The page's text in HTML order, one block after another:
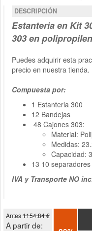
DESCRIPCIÓN
Estanteria en Kit
303 en
Puedes adquirir esta
precio en nuestra tienda.
Compuesta por:
1 Estanteria 300
12 Bandejas
48 Cajones 303:
Material:
Medidas:
Capacidad:
13 10
IVA y Transporte NO
Antes1154.84 €
A partir de: